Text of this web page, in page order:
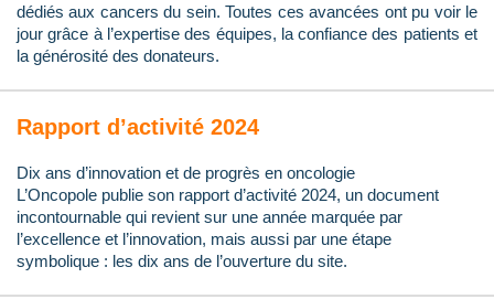
dédiés aux cancers du sein. Toutes ces avancées ont pu voir le
jour grâce à l’expertise des équipes, la confiance des patients et
la générosité des donateurs.
Rapport d’activité 2024
Dix ans d’innovation et de progrès en oncologie
L’Oncopole publie son rapport d’activité 2024, un document
incontournable qui revient sur une année marquée par
l’excellence et l’innovation, mais aussi par une étape
symbolique : les dix ans de l’ouverture du site.